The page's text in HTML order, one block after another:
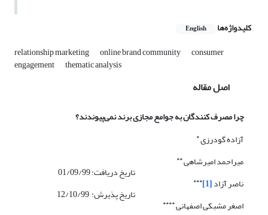
کلیدواژه‌ها English
relationship marketing online brand community consumer
engagement thematic analysis
اصل مقاله
چرا مصرف کنندگان به جوامع مجازی برند نمی‌پیوندند؟
آزاده گودرزی*
میراحمد امیرشاهی**
ناصر آزاد[1]
***
اصغر مشبکی اصفهانی****
تاریخ دریافت: 01/09/99
تاریخ پذیرش: 12/10/99